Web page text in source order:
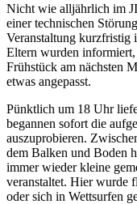
Nicht wie alljährlich im
einer technischen
Veranstaltung
Eltern wurden
Frühstück am nächsten
etwas angepasst.
Pünktlich um 18 Uhr
begannen sofort die
auszuprobieren.
dem Balken und Boden
immer wieder kleine
veranstaltet. Hier wurde
oder sich in Wettsurfen